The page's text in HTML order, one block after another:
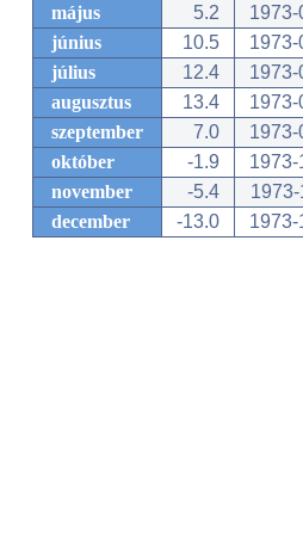
május
5.2
1973-
június
10.5
1973-
július
12.4
1973-
augusztus
13.4
1973-
szeptember
7.0
1973-
október
-1.9
1973-
november
-5.4
december
-13.0 1973-